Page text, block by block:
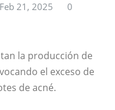
Feb 21, 2025 0
la producción de
el exceso de
de acné.